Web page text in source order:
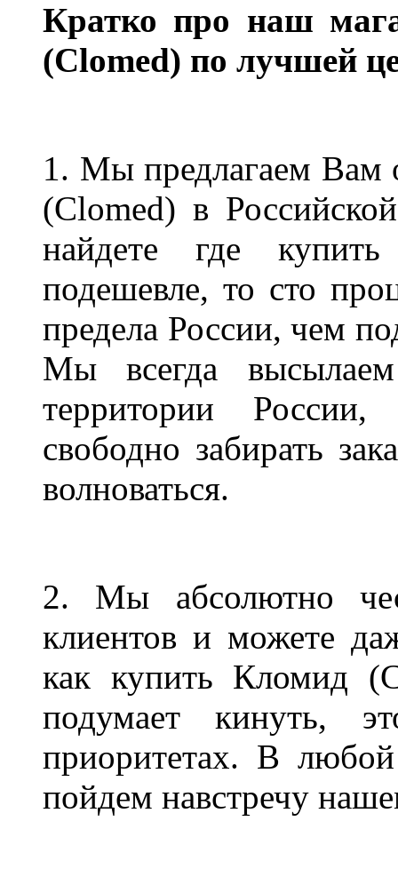
Кратко про наш
(Clomed) по лучшей
1. Мы предлагаем Вам
(Clomed) в
найдете где
подешевле, то сто
предела России, чем
Мы всегда
территории
свободно забирать
волноваться.
2. Мы абсолютно
клиентов и можете
как купить Кломид
подумает кинуть,
приоритетах. В
пойдем навстречу